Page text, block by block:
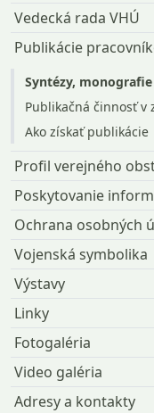
Vedecká rada VHÚ
Publikácie
Syntézy,
Publikačná činnosť v
Ako získať publikácie
Profil verejného
Poskytovanie
Ochrana osobných
Vojenská symbolika
Výstavy
Linky
Fotogaléria
Video galéria
Adresy a kontakty